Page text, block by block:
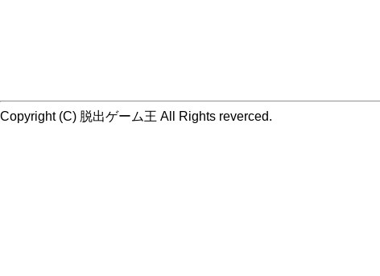
Copyright (C) 脱出ゲーム王 All Rights reverced.